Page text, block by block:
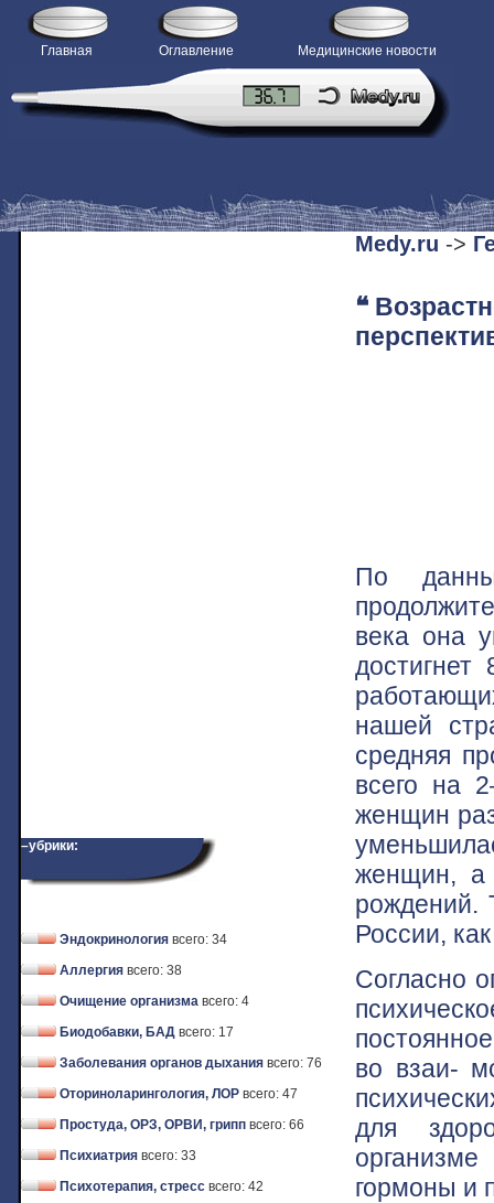
Главная Оглавление Медицинские новости
–убрики:
Эндокринология всего: 34
Аллергия всего: 38
Очищение организма всего: 4
Биодобавки, БАД всего: 17
Заболевания органов дыхания всего: 76
Оториноларингология, ЛОР всего: 47
Простуда, ОРЗ, ОРВИ, грипп всего: 66
Психиатрия всего: 33
Психотерапия, стресс всего: 42
Medy.ru ->
❝
По
века она
нашей
средняя
всего на
женщин
женщин, а
рождений.
России,
Согласно
во взаи-
для
гормоны и